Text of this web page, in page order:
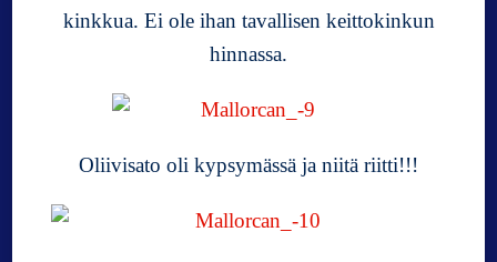
kinkkua. Ei ole ihan tavallisen keittokinkun
hinnassa.
Oliivisato oli kypsymässä ja niitä riitti!!!